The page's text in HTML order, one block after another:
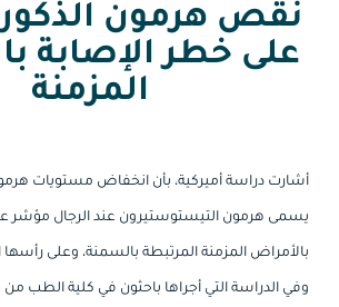
نقص هرمون
على خطر الإصابة
المزمنة
أشارت دراسة أميركية، بأن انخفاض مستويات
يسمى هرمون التيستوستيرون عند الرجال مؤشر
بالأمراض المزمنة المرتبطة بالسمنة، وعلى
وفي الدراسة التي أجراها باحثون في كلية الطب